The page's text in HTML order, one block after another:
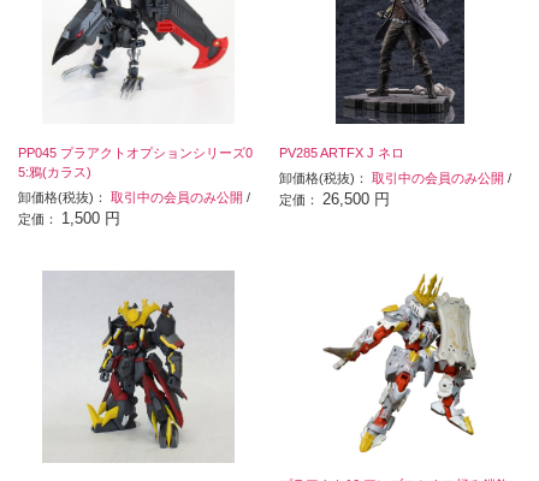
PP045 プラアクトオプションシリーズ0
5:鴉(カラス)
卸価格(税抜)： 取引中の会員のみ公開 /
定価： 1,500 円
PV285 ARTFX J ネロ
卸価格(税抜)：取引中の会員のみ公開 /
定価： 26,500 円